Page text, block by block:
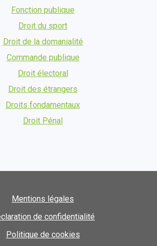
Fonction publique
Droit du sport
Droit de la domanialité
Commande publique
Droit électoral
Droit des étrangers
Droits fondamentaux
Droit Pénal
Mentions légales
de confidentialité
Politique de cookies